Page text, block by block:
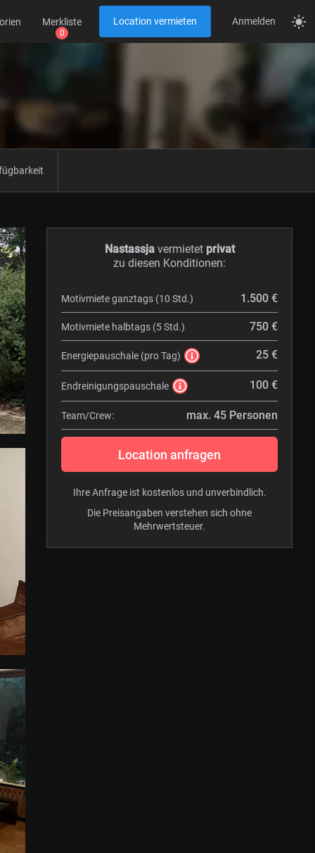
Merkliste Location vermieten Anmelden
Nastassjavermietet privat
zu diesen Konditionen:
Motivmiete ganztags (10 Std.) 1.500 €
Motivmiete halbtags (5 Std.) 750 €
Energiepauschale (pro Tag) 25 €
Endreinigungspauschale 100 €
Team/Crew: max. 45 Personen
Location anfragen
Ihre Anfrage ist kostenlos und unverbindlich.
Die Preisangaben verstehen sich ohne
Mehrwertsteuer.